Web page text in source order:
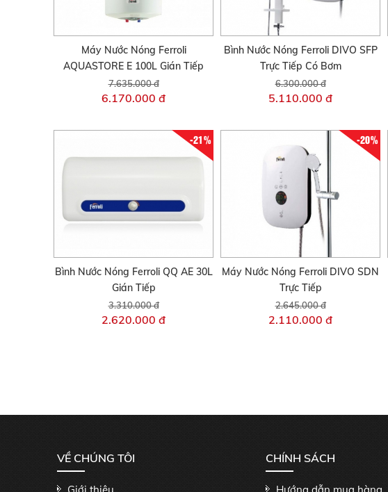
Máy Nước Nóng Ferroli
AQUASTORE E 100L Gián Tiếp
7.635.000 đ
6.170.000 đ
Bình Nước Nóng Ferroli DIVO SFP
Trực Tiếp Có Bơm
6.300.000 đ
5.110.000 đ
-21%
Bình Nước Nóng Ferroli QQ AE 30L
Gián Tiếp
3.310.000 đ
2.620.000 đ
-20%
Máy Nước Nóng Ferroli DIVO SDN
Trực Tiếp
2.645.000 đ
2.110.000 đ
VỀ CHÚNG TÔI CHÍNH SÁCH